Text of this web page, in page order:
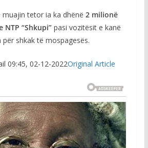
muajin tetor ia ka dhënë 2 milionë
“Shkupi”pasi vozitësit e kanë
shkak të mospagesës.
09:45, 02-12-2022Original Article